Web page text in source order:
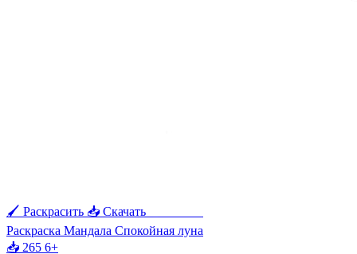
🖌 Раскрасить 📥 Скачать
Раскраска Мандала Спокойная луна
📥 265 6+